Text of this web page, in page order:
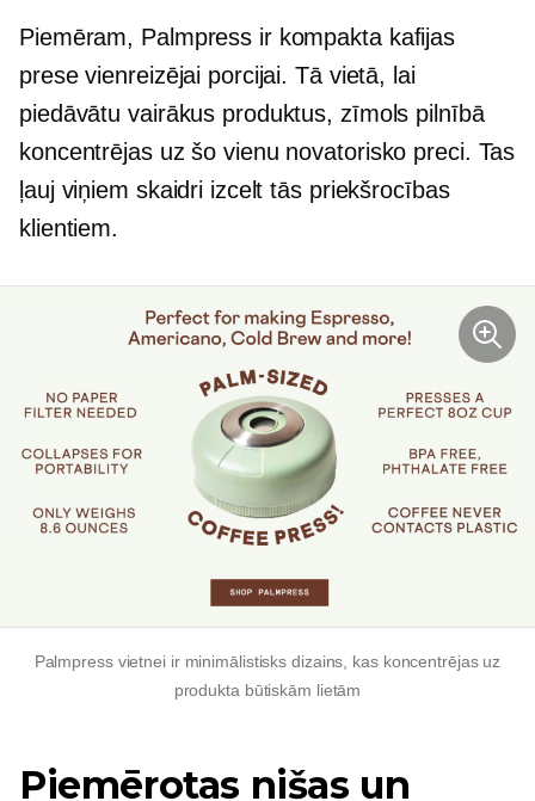
Piemēram, Palmpress ir kompakta kafijas
prese vienreizējai porcijai. Tā vietā, lai
piedāvātu vairākus produktus, zīmols pilnībā
koncentrējas uz šo vienu novatorisko preci. Tas
ļauj viņiem skaidri izcelt tās priekšrocības
klientiem.
Palmpress vietnei ir minimālistisks dizains, kas koncentrējas uz
produkta būtiskām lietām
Piemērotas nišas un